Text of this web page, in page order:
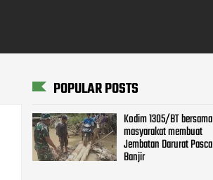
POPULAR POSTS
Kodim 1305/BT bersama
masyarakat membuat
Jembatan Darurat Pasca
Banjir